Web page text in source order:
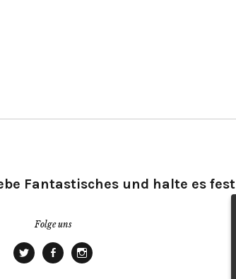
Fantastisches und halte es fest
Folge uns